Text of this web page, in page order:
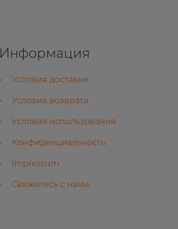
Информация
Условия доставки
Условия возврата
Условия использования
Конфиденциальность
Impressum
Свяжитесь с нами